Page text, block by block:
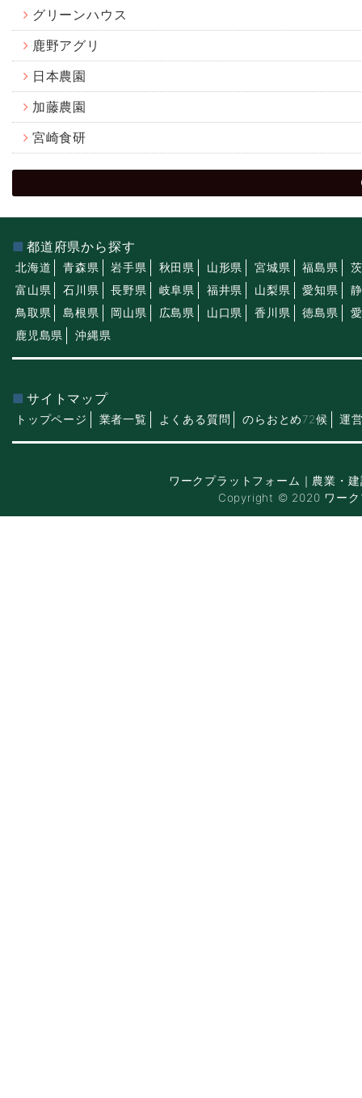
グリーンハウス
鹿野アグリ
日本農園
加藤農園
宮崎食研
都道府県から探す
北海道 青森県 岩手県 秋田県 山形県 宮城県 福島県
富山県
石川県 長野県 岐阜県 福井県 山梨県 愛知県
鳥取県
島根県 岡山県 広島県 山口県 香川県 徳島県
鹿児島県
沖縄県
サイトマップ
トップページ 業者一覧 よくある質問 のらおとめ72候 運
ワークプラットフォーム｜農業・
Copyright © 2020 ワーク